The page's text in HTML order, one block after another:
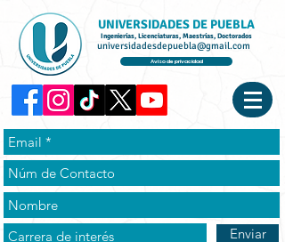
UNIVERSIDADES DE PUEBLA
Ingenierías, Licenciaturas, Maestrías, Doctorados
universidadesdepuebla@gmail.com
Aviso de privacidad
Enviar